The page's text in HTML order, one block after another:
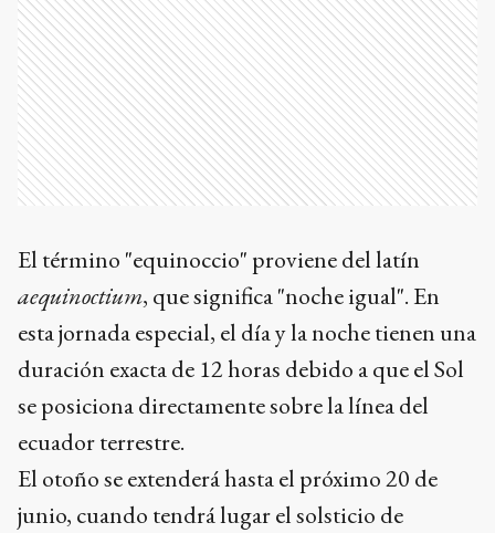
El término "equinoccio" proviene del latín
aequinoctium, que significa "noche igual". En
esta jornada especial, el día y la noche tienen una
duración exacta de 12 horas debido a que el Sol
se posiciona directamente sobre la línea del
ecuador terrestre.
El otoño se extenderá hasta el próximo 20 de
junio, cuando tendrá lugar el solsticio de